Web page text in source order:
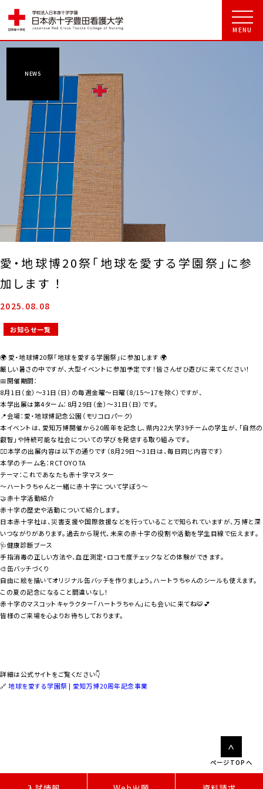
NEWS
愛・地球博20祭「地球を愛する学園祭」に参
加します ！
2025.08.08
お知らせ一覧
🌍 愛・地球博20祭「地球を愛する学園祭」に参加します 🌍
厳しい暑さの中ですが、大型イベントに参加予定です！皆さんぜひ遊びに来てください！
📅開催期間：
8月1日（金）～31日（日）の毎週金曜～日曜（8/15～17を除く）ですが、
本学出展は第4ターム：8月29日（金）～31日（日）です。
📍会場：愛・地球博記念公園（モリコロパーク）
本イベントは、愛知万博開催から20周年を記念し、県内22大学39チームの学生が、「自然の
叡智」や持続可能な社会についての学びを発信する取り組みです。
👩‍⚕️本学の出展内容は以下の通りです（8月29日～31日は、毎日同じ内容です）
本学のチーム名：RCTOYOTA
テーマ：これであなたも赤十字マスター
～ハートラちゃんと一緒に赤十字について学ぼう～
🤝赤十字活動紹介
赤十字の歴史や活動について紹介します。
日本赤十字社は、災害支援や国際救援などを行っていることで知られていますが、万博と深
いつながりがあります。過去から現代、未来の赤十字の役割や活動を学生目線で伝えます。
🩺健康診断ブース
手指消毒の正しい方法や、血圧測定・ロコモ度チェックなどの体験ができます。
🎨缶バッチづくり
自由に絵を描いてオリジナル缶バッチを作りましょう。ハートラちゃんのシールも使えます。
この夏の記念になること間違いなし！
赤十字のマスコットキャラクター「ハートラちゃん」にも会いに来てね🐯💕
皆様のご来場を心よりお待ちしております。
詳細は公式サイトをご覧ください👇
🔗 地球を愛する学園祭 | 愛知万博20周年記念事業
ページTOPへ